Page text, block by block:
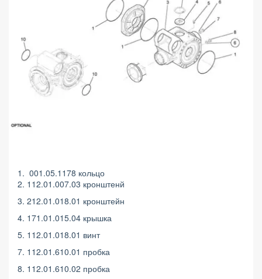
1. 001.05.1178 кольцо
2. 112.01.007.03 кронштенй
3. 212.01.018.01 кронштейн
4. 171.01.015.04 крышка
5. 112.01.018.01 винт
7. 112.01.610.01 пробка
8. 112.01.610.02 пробка